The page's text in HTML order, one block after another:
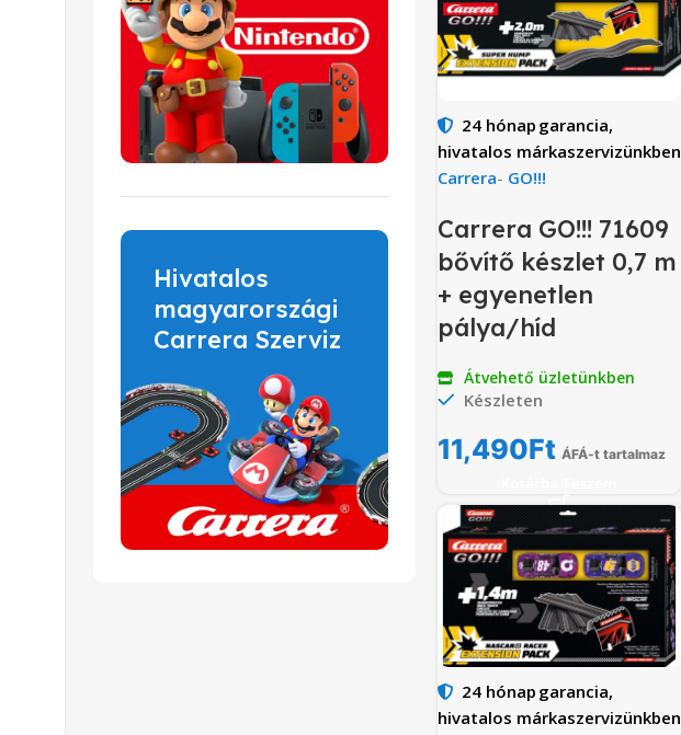
Hivatalos
magyarországi
Carrera Szerviz
24 hónap garancia,
hivatalos márkaszervizünkben
Carrera- GO!!!
Carrera GO!!! 71609
bővítő készlet 0,7 m
+ egyenetlen
pálya/híd
Átvehető üzletünkben
Készleten
11,490Ft ÁFÁ-t tartalmaz
24 hónap garancia,
hivatalos márkaszervizünkben